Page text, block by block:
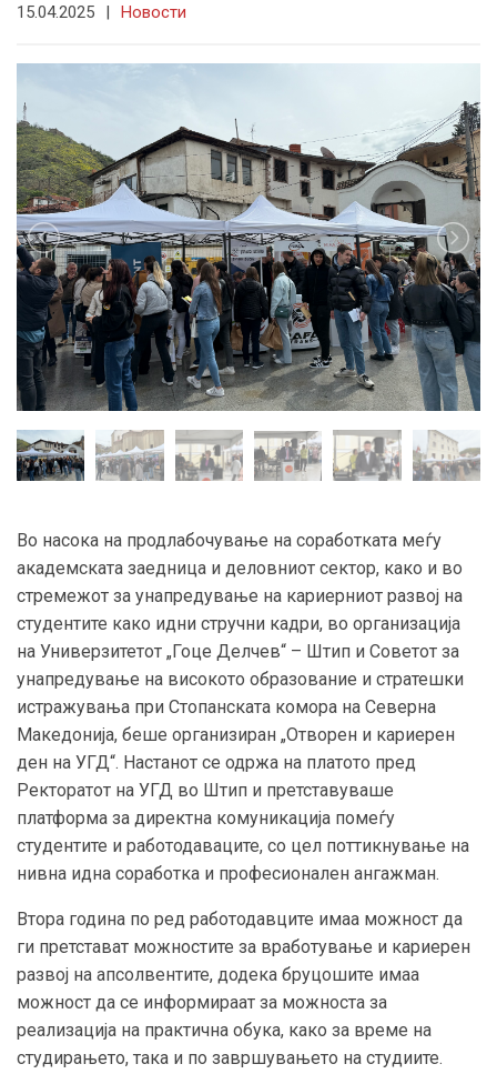
15.04.2025 | Новости
Во насока на продлабочување на соработката меѓу
академската заедница и деловниот сектор, како и во
стремежот за унапредување на кариерниот развој на
студентите како идни стручни кадри, во организација
на Универзитетот „Гоце Делчев“ – Штип и Советот за
унапредување на високото образование и стратешки
истражувања при Стопанската комора на Северна
Македонија, беше организиран „Отворен и кариерен
ден на УГД“. Настанот се одржа на платото пред
Ректоратот на УГД во Штип и претставуваше
платформа за директна комуникација помеѓу
студентите и работодаваците, со цел поттикнување на
нивна идна соработка и професионален ангажман.
Втора година по ред работодавците имаа можност да
ги претстават можностите за вработување и кариерен
развој на апсолвентите, додека бруцошите имаа
можност да се информираат за можноста за
реализација на практична обука, како за време на
студирањето, така и по завршувањето на студиите.